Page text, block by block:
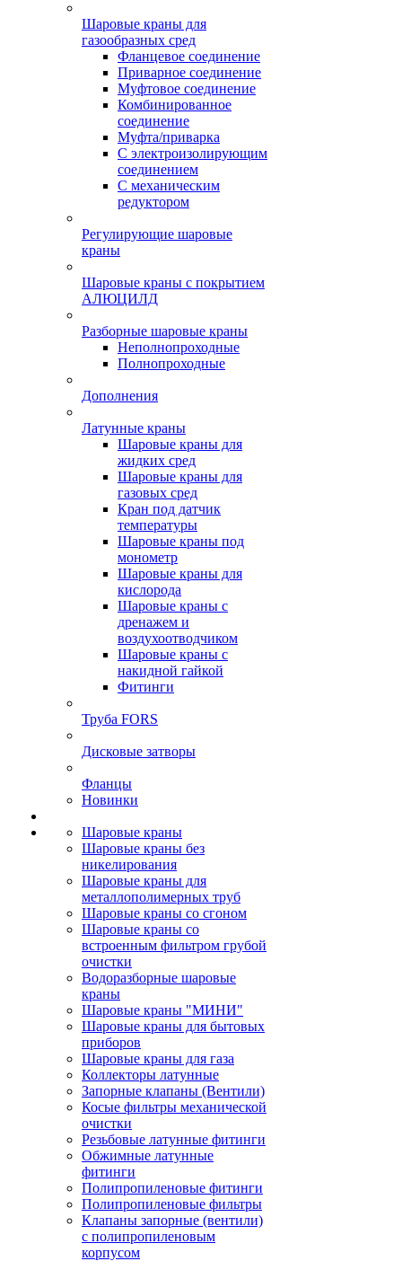
Шаровые краны для
газообразных сред
Фланцевое соединение
Приварное соединение
Муфтовое соединение
Комбинированное
соединение
Муфта/приварка
С электроизолирующим
соединением
С механическим
редуктором
Регулирующие шаровые
краны
Шаровые краны с покрытием
АЛЮЦИЛД
Разборные шаровые краны
Неполнопроходные
Полнопроходные
Дополнения
Латунные краны
Шаровые краны для
жидких сред
Шаровые краны для
газовых сред
Кран под датчик
температуры
Шаровые краны под
монометр
Шаровые краны для
кислорода
Шаровые краны с
дренажем и
воздухоотводчиком
Шаровые краны с
накидной гайкой
Фитинги
Труба FORS
Дисковые затворы
Фланцы
Новинки
Шаровые краны
Шаровые краны без
никелирования
Шаровые краны для
металлополимерных труб
Шаровые краны со сгоном
Шаровые краны со
встроенным фильтром грубой
очистки
Водоразборные шаровые
краны
Шаровые краны "МИНИ"
Шаровые краны для бытовых
приборов
Шаровые краны для газа
Коллекторы латунные
Запорные клапаны (Вентили)
Косые фильтры механической
очистки
Резьбовые латунные фитинги
Обжимные латунные
фитинги
Полипропиленовые фитинги
Полипропиленовые фильтры
Клапаны запорные (вентили)
с полипропиленовым
корпусом